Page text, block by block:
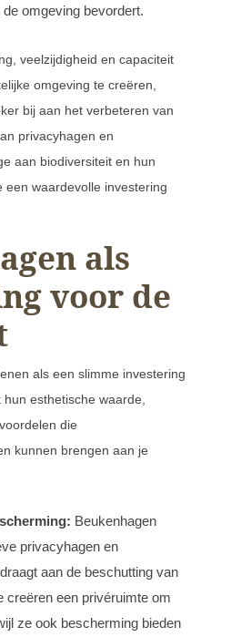
omgeving bevordert.
veelzijdigheid en capaciteit
omgeving te creëren,
bij aan het verbeteren van
privacyhagen en
aan biodiversiteit en hun
waardevolle investering
als
voor de
als een slimme investering
esthetische waarde,
die
kunnen brengen aan je
Beukenhagen
privacyhagen en
aan de beschutting van
creëren een privéruimte om
ze ook bescherming bieden